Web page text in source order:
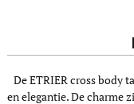
De ETRIER cross body
en elegantie. De charme